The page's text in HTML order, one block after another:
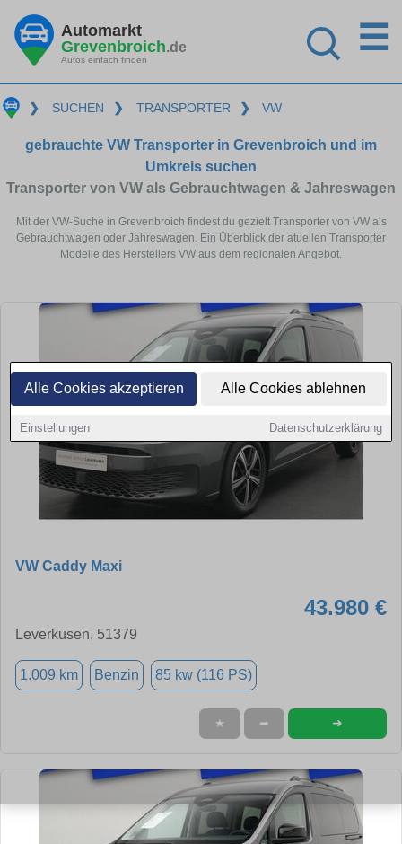
Alle Cookies akzeptieren Alle Cookies ablehnen
Einstellungen Datenschutzerklärung
Automarkt
Grevenbroich.de
Autos einfach finden
☰
❯ SUCHEN ❯ TRANSPORTER ❯ VW
gebrauchte VW Transporter in Grevenbroich und im
Umkreis suchen
Transporter von VW als Gebrauchtwagen & Jahreswagen
Mit der VW-Suche in Grevenbroich findest du gezielt Transporter von VW als
Gebrauchtwagen oder Jahreswagen. Ein Überblick der atuellen Transporter
Modelle des Herstellers VW aus dem regionalen Angebot.
VW Caddy Maxi
43.980 €
Leverkusen, 51379
1.009 km Benzin 85 kw (116 PS)
★ ➦ ➜